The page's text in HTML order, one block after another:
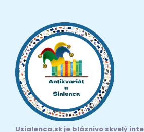
Usialenca.sk je bláznivo skvelý